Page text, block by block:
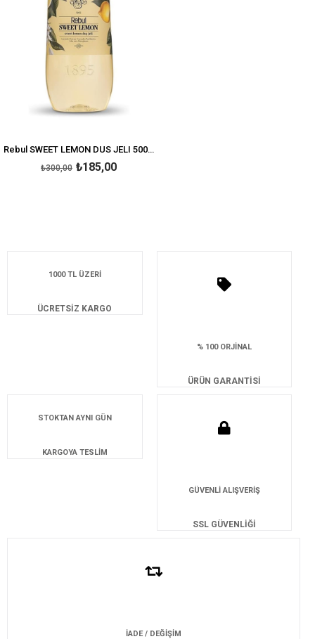
Rebul SWEET LEMON DUS JELI 500ML UNISEX
₺185,00
₺300,00
1000 TL ÜZERİ
ÜCRETSİZ KARGO
% 100 ORJİNAL
ÜRÜN GARANTİSİ
STOKTAN AYNI GÜN
KARGOYA TESLİM
GÜVENLİ ALIŞVERİŞ
SSL GÜVENLİĞİ
İADE / DEĞİŞİM